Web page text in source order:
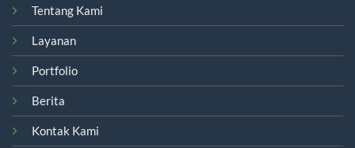
Tentang Kami
Layanan
Portfolio
Berita
Kontak Kami